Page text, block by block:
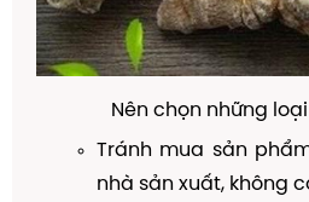
Nên chọn những
Tránh mua sản
nhà sản xuất, không